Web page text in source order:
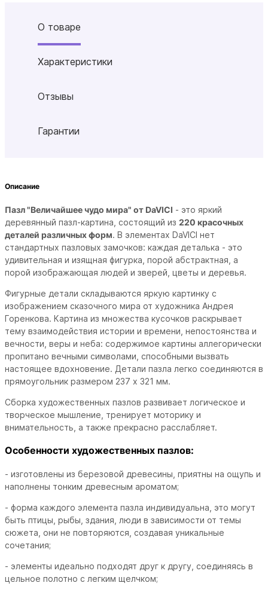
О товаре
Характеристики
Отзывы
Гарантии
Описание
Пазл "Величайшее чудо мира" от DaVICI - это яркий
деревянный пазл-картина, состоящий из 220 красочных
деталей различных форм. В элементах DaVICI нет
стандартных пазловых замочков: каждая деталька - это
удивительная и изящная фигурка, порой абстрактная, а
порой изображающая людей и зверей, цветы и деревья.
Фигурные детали складываются яркую картинку с
изображением сказочного мира от художника Андрея
Горенкова. Картина из множества кусочков раскрывает
тему взаимодействия истории и времени, непостоянства и
вечности, веры и неба: содержимое картины аллегорически
пропитано вечными символами, способными вызвать
настоящее вдохновение. Детали пазла легко соединяются в
прямоугольник размером 237 х 321 мм.
Сборка художественных пазлов развивает логическое и
творческое мышление, тренирует моторику и
внимательность, а также прекрасно расслабляет.
Особенности художественных пазлов:
- изготовлены из березовой древесины, приятны на ощупь и
наполнены тонким древесным ароматом;
- форма каждого элемента пазла индивидуальна, это могут
быть птицы, рыбы, здания, люди в зависимости от темы
сюжета, они не повторяются, создавая уникальные
сочетания;
- элементы идеально подходят друг к другу, соединяясь в
цельное полотно с легким щелчком;